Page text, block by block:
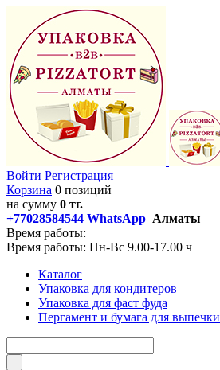
Войти Регистрация
Корзина 0 позиций
на сумму 0 тг.
+77028584544 WhatsApp Алматы
Время работы:
Время работы: Пн-Вс 9.00-17.00 ч
Каталог
Упаковка для кондитеров
Упаковка для фаст фуда
Пергамент и бумага для выпечки